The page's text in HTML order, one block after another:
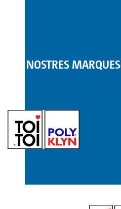
LES NOSTRES MARQUES